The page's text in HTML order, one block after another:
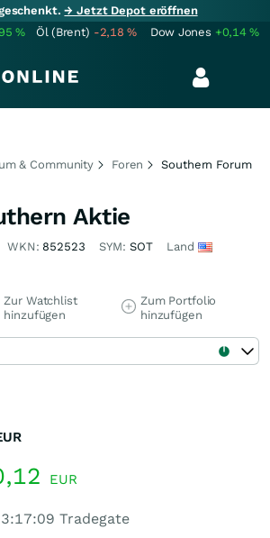
→ Jetzt Depot eröffnen
% Öl (Brent) -2,18% Dow Jones +0,14%
& Community Foren Southern Forum
Aktie
WKN: 852523 SYM: SOT Land
Zur Watchlist
hinzufügen
Zum Portfolio
hinzufügen
EUR
Tradegate